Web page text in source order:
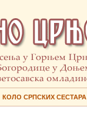
КОЛО СРПСКИХ СЕСТАРА